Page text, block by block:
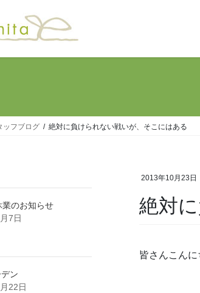
ッフブログ 絶対に負けられない戦いが、そこにはある
2013年10月23日
絶対
皆さんこん
業のお知らせ
7日
ン
22日